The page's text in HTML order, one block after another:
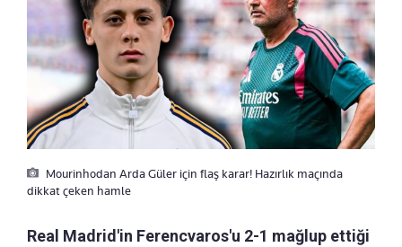
Mourinhodan Arda Güler için flaş karar! Hazırlık maçında
dikkat çeken hamle
Real Madrid'in Ferencvaros'u 2-1 mağlup ettiği